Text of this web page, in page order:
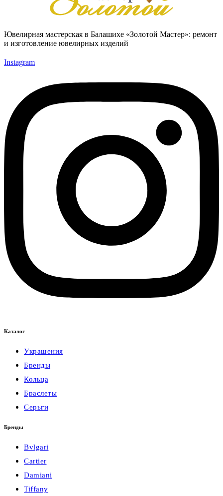
Ювелирная мастерская в Балашихе «Золотой Мастер»: ремонт
и изготовление ювелирных изделий
Instagram
Каталог
Украшения
Бренды
Кольца
Браслеты
Серьги
Бренды
Bvlgari
Cartier
Damiani
Tiffany